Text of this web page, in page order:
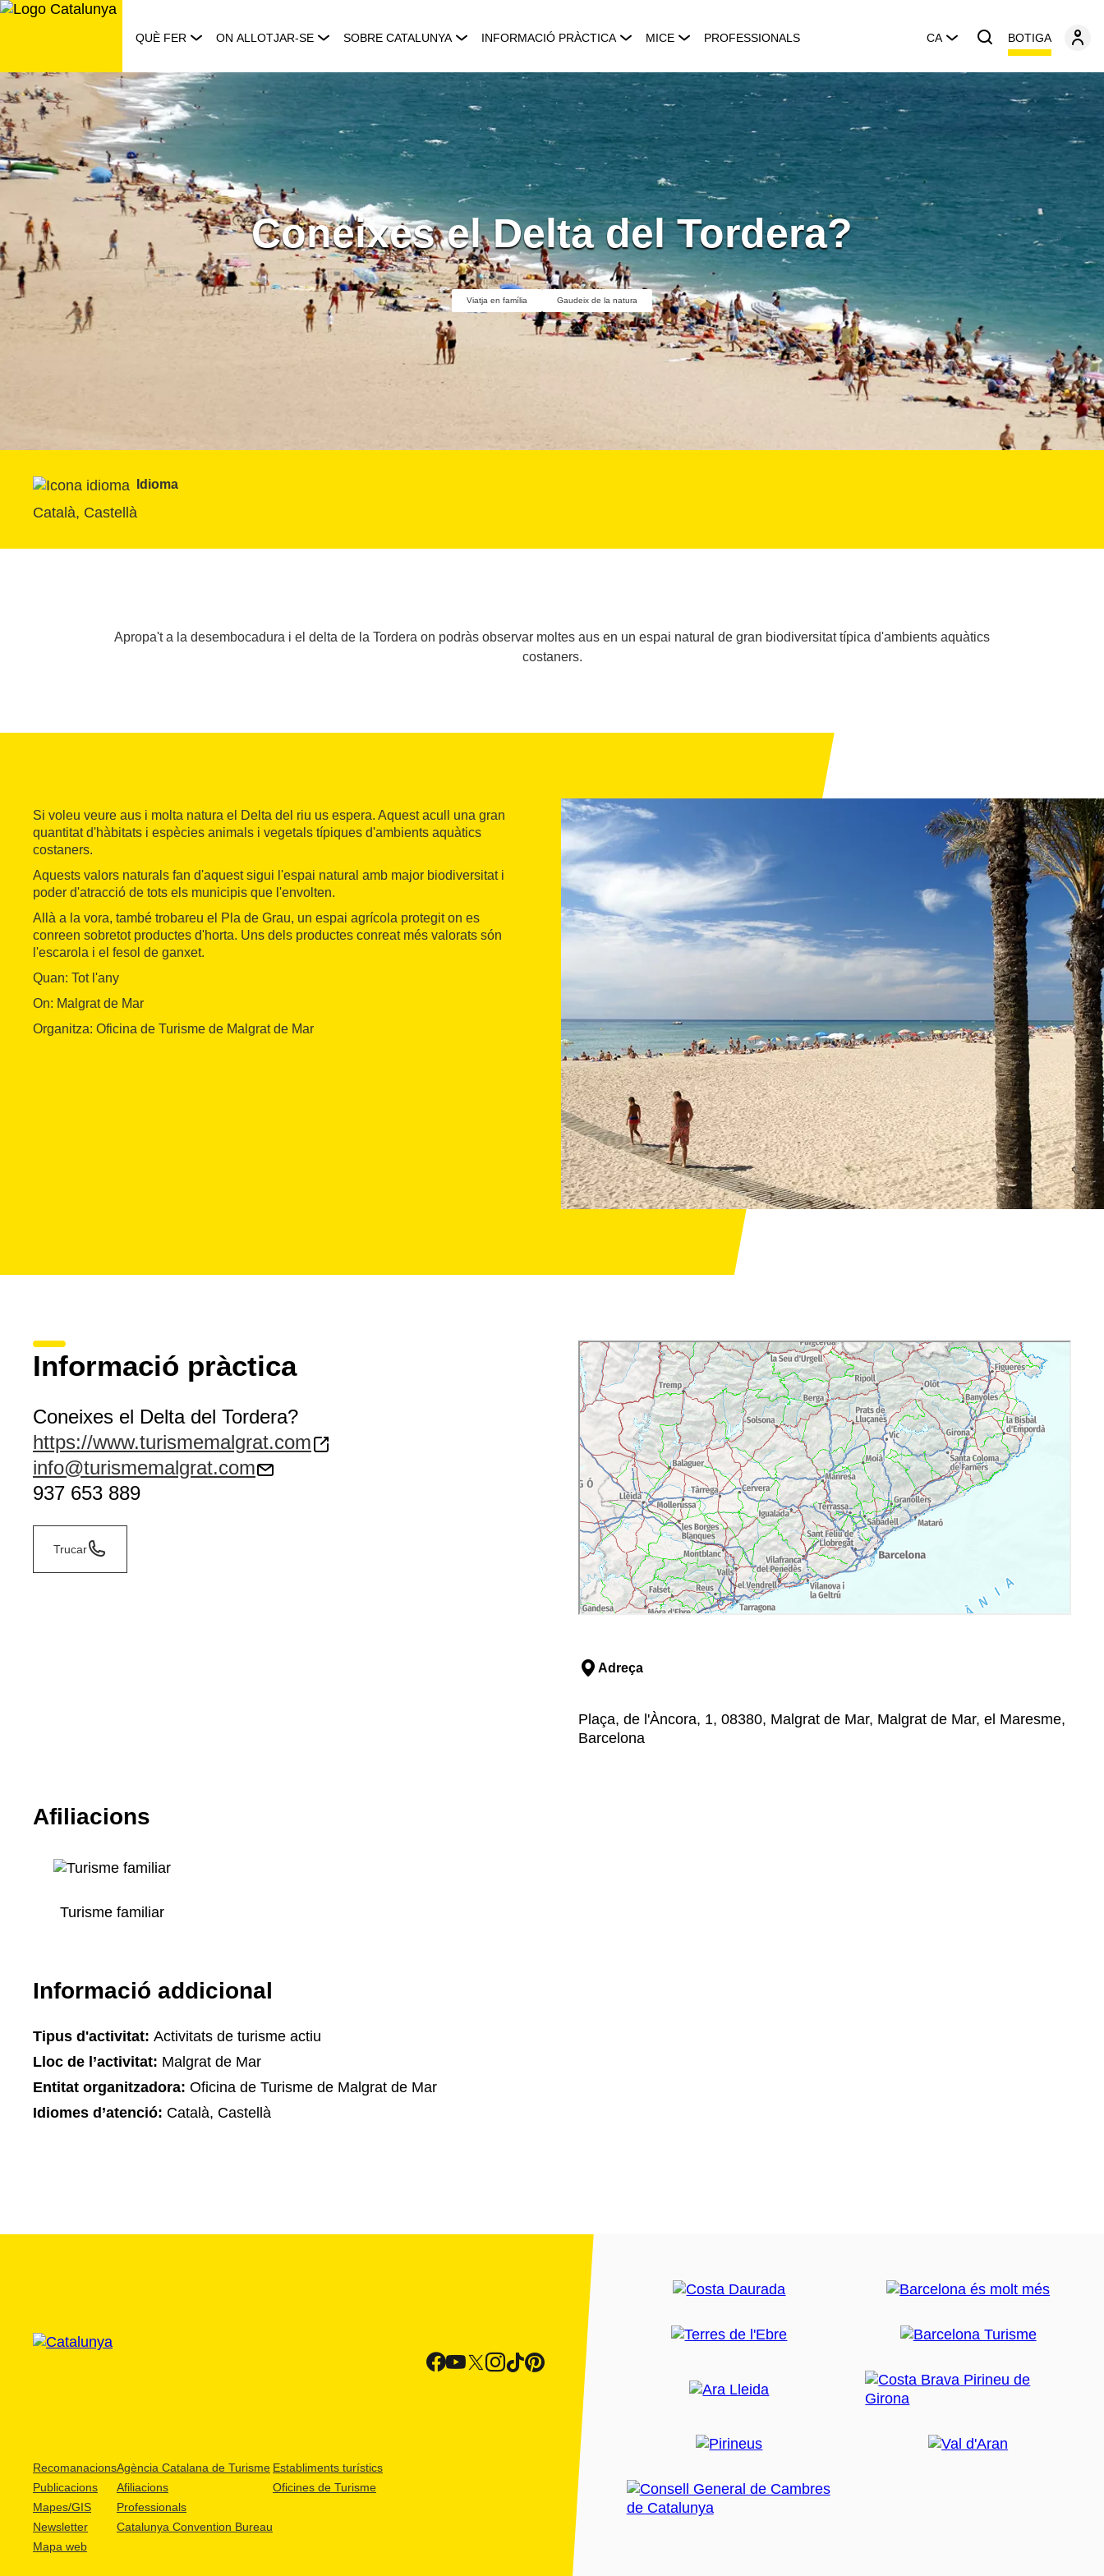
Saltar
QUÈ FER ON ALLOTJAR-SE SOBRE CATALUNYA INFORMACIÓ PRÀCTICA MICE PROFESSIONALS CA BOTIGA
Coneixes el Delta del Tordera?
Viatja en família Gaudeix de la natura
Idioma
Català, Castellà
Apropa't a la desembocadura i el delta de la Tordera on podràs observar moltes aus en un espai natural de gran biodiversitat típica d'ambients aquàtics
costaners.
Si voleu veure aus i molta natura el Delta del riu us espera. Aquest acull una gran
quantitat d'hàbitats i espècies animals i vegetals típiques d'ambients aquàtics
costaners.
Aquests valors naturals fan d'aquest sigui l'espai natural amb major biodiversitat i
poder d'atracció de tots els municipis que l'envolten.
Allà a la vora, també trobareu el Pla de Grau, un espai agrícola protegit on es
conreen sobretot productes d'horta. Uns dels productes conreat més valorats són
l'escarola i el fesol de ganxet.
Quan: Tot l'any
On: Malgrat de Mar
Organitza: Oficina de Turisme de Malgrat de Mar
Informació pràctica
Coneixes el Delta del Tordera?
https://www.turismemalgrat.com
info@turismemalgrat.com
937 653 889
Trucar
Adreça
Plaça, de l'Àncora, 1, 08380, Malgrat de Mar, Malgrat de Mar, el Maresme,
Barcelona
Afiliacions
Turisme familiar
Informació addicional
Tipus d'activitat: Activitats de turisme actiu
Lloc de l’activitat: Malgrat de Mar
Entitat organitzadora: Oficina de Turisme de Malgrat de Mar
Idiomes d’atenció: Català, Castellà
Recomanacions
Publicacions
Mapes/GIS
Newsletter
Mapa web
Agència Catalana de Turisme
Afiliacions
Professionals
Catalunya Convention Bureau
Establiments turístics
Oficines de Turisme